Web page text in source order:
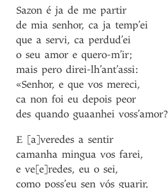
Sazon é ja de me partir
de mia senhor, ca ja temp’ei
que a servi, ca perdud’ei
o seu amor e quero-m’ir;
mais pero direi-lh’ant’assi:
«Senhor, e que vos mereci,
ca non foi eu depois peor
des quando guaanhei voss’amor?
E [a]veredes a sentir
camanha mingua vos farei,
e ve[e]redes, eu o sei,
como poss’eu sen vós guarir,